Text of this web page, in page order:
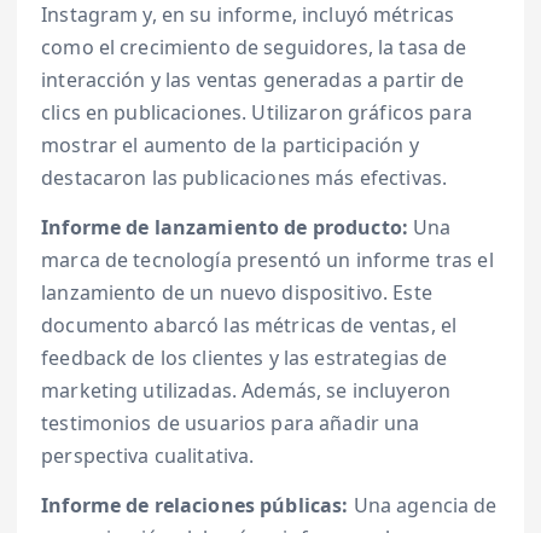
Instagram y, en su informe, incluyó métricas
como el crecimiento de seguidores, la tasa de
interacción y las ventas generadas a partir de
clics en publicaciones. Utilizaron gráficos para
mostrar el aumento de la participación y
destacaron las publicaciones más efectivas.
Informe de lanzamiento de producto: Una
marca de tecnología presentó un informe tras el
lanzamiento de un nuevo dispositivo. Este
documento abarcó las métricas de ventas, el
feedback de los clientes y las estrategias de
marketing utilizadas. Además, se incluyeron
testimonios de usuarios para añadir una
perspectiva cualitativa.
Informe de relaciones públicas: Una agencia de